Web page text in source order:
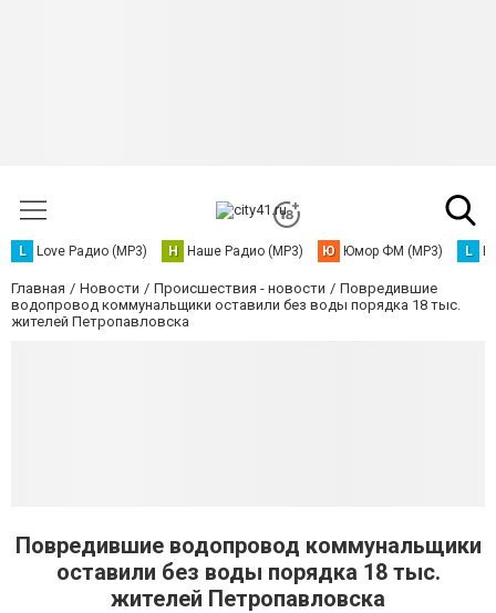
L Love Радио (MP3) Н Наше Радио (MP3) Ю Юмор ФМ (MP3) L
Главная Новости Происшествия - новости
Повредившие
водопровод коммунальщики оставили без воды порядка 18 тыс.
жителей Петропавловска
Повредившие водопровод коммунальщики
оставили без воды порядка 18 тыс.
жителей Петропавловска